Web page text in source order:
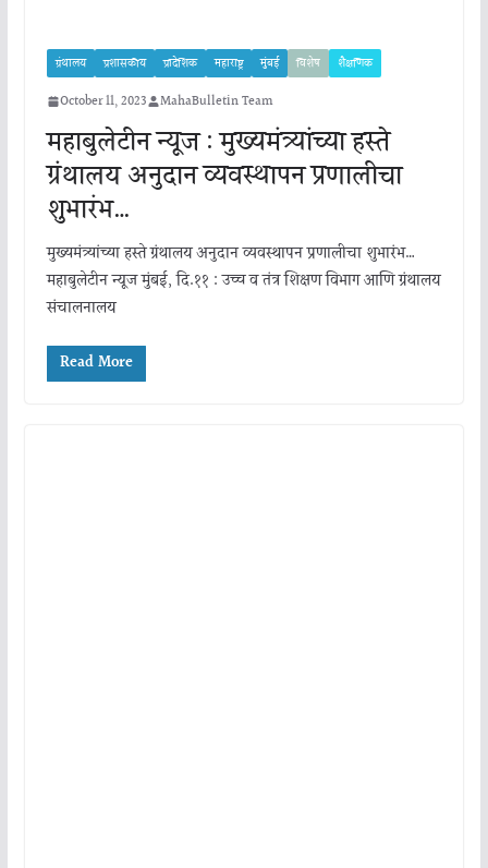
ग्रंथालय प्रशासकीय प्रादेशिक महाराष्ट्र मुंबई विशेष शैक्षणिक
October 11, 2023 MahaBulletin Team
महाबुलेटीन न्यूज : मुख्यमंत्र्यांच्या हस्ते
ग्रंथालय अनुदान व्यवस्थापन प्रणालीचा
शुभारंभ…
मुख्यमंत्र्यांच्या हस्ते ग्रंथालय अनुदान व्यवस्थापन प्रणालीचा शुभारंभ…
महाबुलेटीन न्यूज मुंबई, दि.११ : उच्च व तंत्र शिक्षण विभाग आणि ग्रंथालय
संचालनालय
Read More